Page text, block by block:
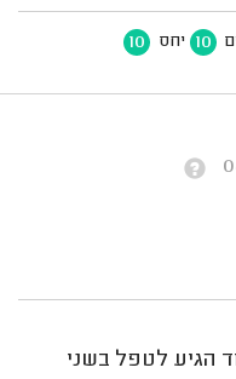
10 יחס 10
הגיע לטפל בשני